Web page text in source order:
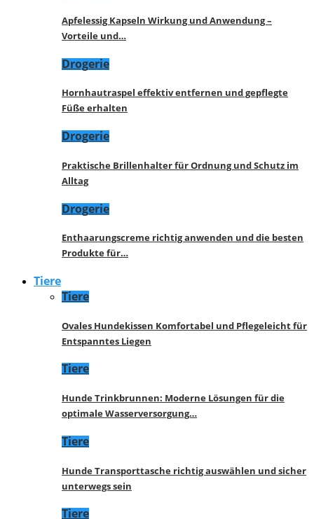
Apfelessig Kapseln Wirkung und Anwendung –
Vorteile und…
Drogerie
Hornhautraspel effektiv entfernen und gepflegte
Füße erhalten
Drogerie
Praktische Brillenhalter für Ordnung und Schutz im
Alltag
Drogerie
Enthaarungscreme richtig anwenden und die besten
Produkte für…
Tiere
Tiere
Ovales Hundekissen Komfortabel und Pflegeleicht für
Entspanntes Liegen
Tiere
Hunde Trinkbrunnen: Moderne Lösungen für die
optimale Wasserversorgung…
Tiere
Hunde Transporttasche richtig auswählen und sicher
unterwegs sein
Tiere